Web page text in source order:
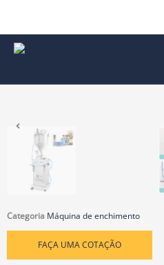
o
conteúdo
Categoria Máquina de enchimento
FAÇA UMA COTAÇÃO